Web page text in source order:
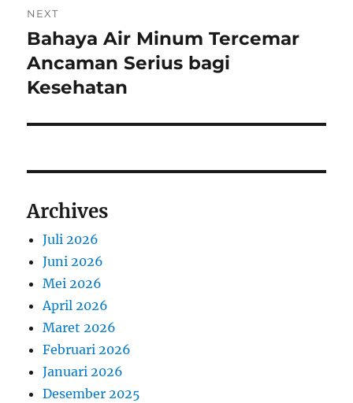
NEXT
Next
post:
Bahaya Air Minum Tercemar
Ancaman Serius bagi
Kesehatan
Archives
Juli 2026
Juni 2026
Mei 2026
April 2026
Maret 2026
Februari 2026
Januari 2026
Desember 2025